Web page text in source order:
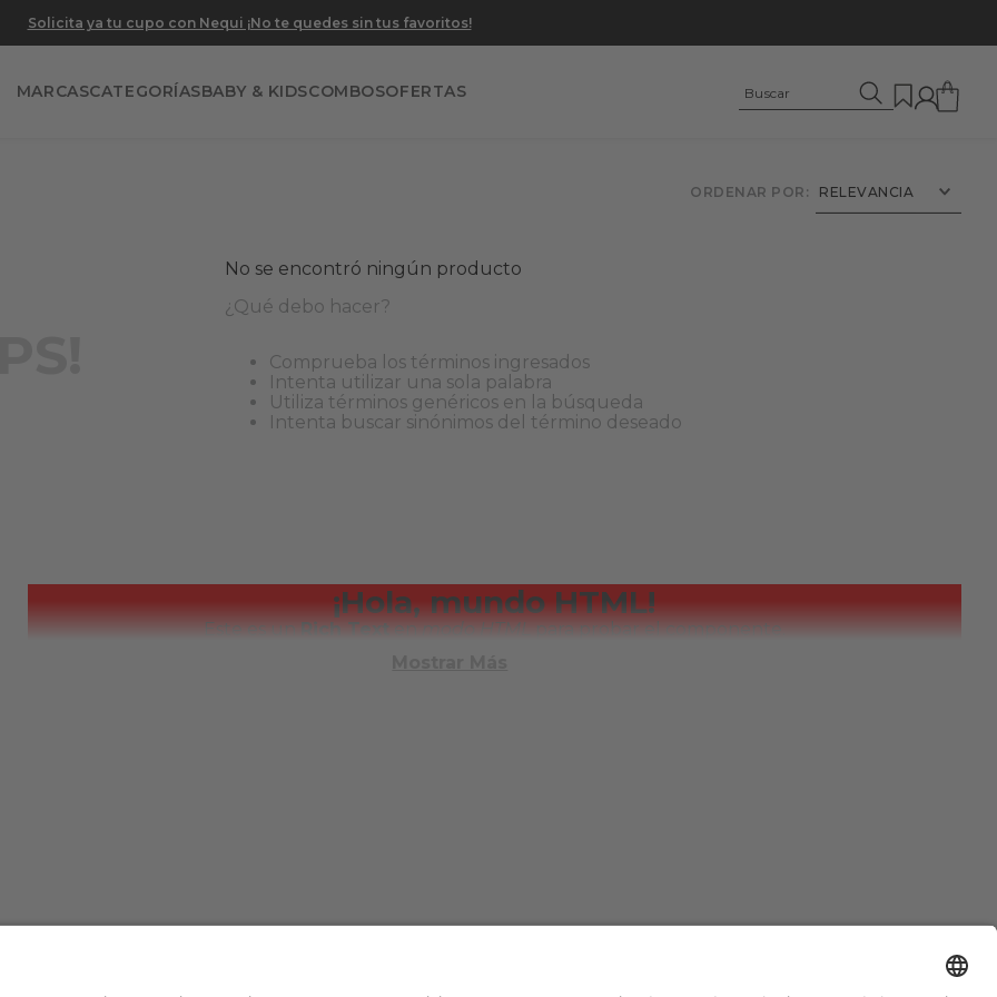
Solicita ya tu cupo con Nequi ¡No te quedes sin tus favoritos!
MARCASCATEGORÍASBABY & KIDSCOMBOSOFERTAS
ORDENAR POR RELEVANCIA
No se encontró ningún producto
¿Qué debo hacer?
Comprueba los términos ingresados
Intenta utilizar una sola palabra
Utiliza términos genéricos en la búsqueda
Intenta buscar sinónimos del término deseado
¡Hola, mundo HTML!
Este es unRich Textenmodo HTMLpara probar el componente.